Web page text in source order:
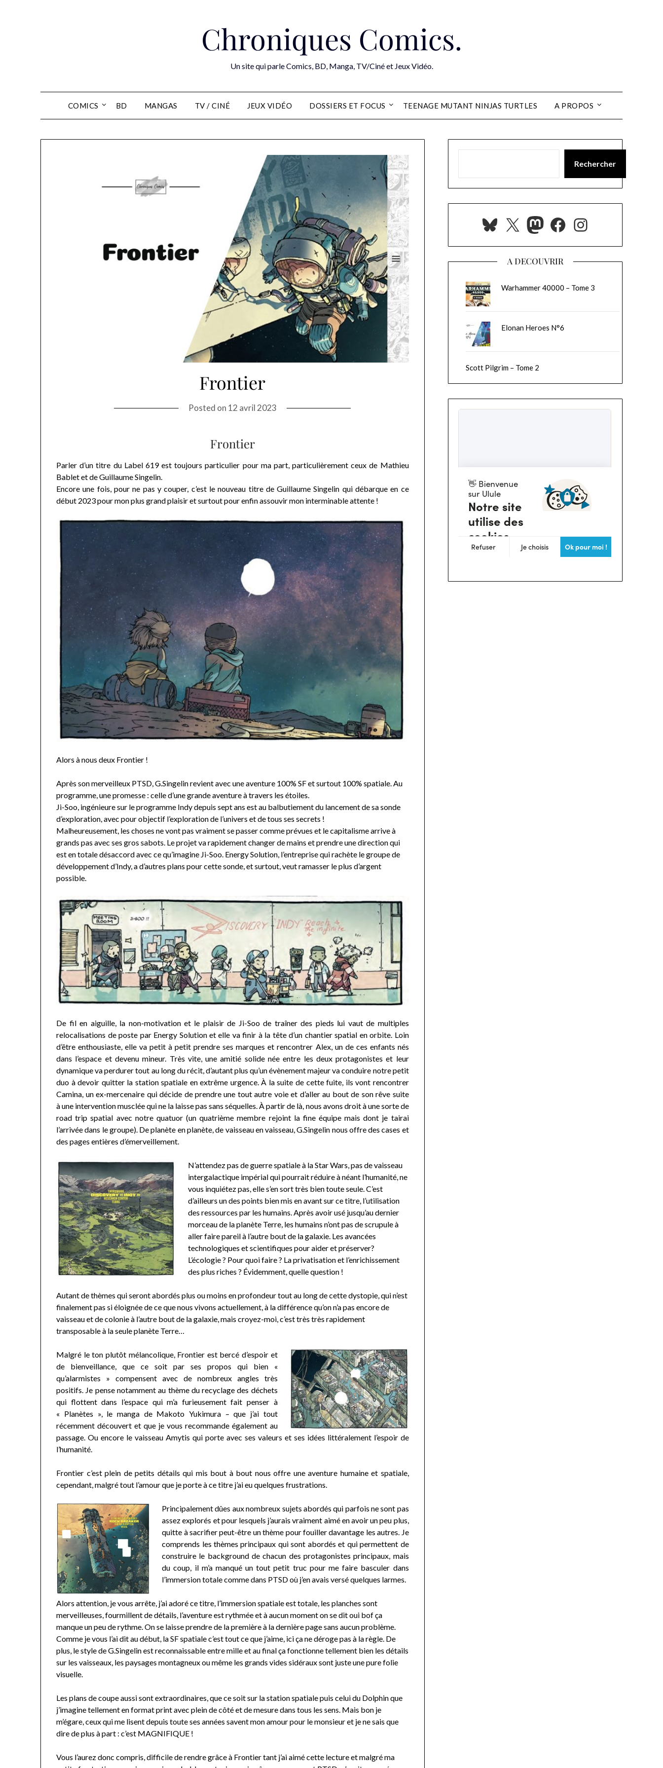
Chroniques Comics.
Un site qui parle Comics, BD, Manga, TV/Ciné et Jeux Vidéo.
COMICS BD MANGAS TV / CINÉ JEUX VIDÉO DOSSIERS ET FOCUS TEENAGE MUTANT NINJAS TURTLES A PROPOS
Frontier
Posted on 12 avril 2023
Frontier
Parler d’un titre du Label 619 est toujours particulier pour ma part, particulièrement ceux de Mathieu
Bablet et de Guillaume Singelin.
Encore une fois, pour ne pas y couper, c’est le nouveau titre de Guillaume Singelin qui débarque en ce
début 2023 pour mon plus grand plaisir et surtout pour enfin assouvir mon interminable attente !
Alors à nous deux Frontier !
Après son merveilleux PTSD, G.Singelin revient avec une aventure 100% SF et surtout 100% spatiale. Au
programme, une promesse : celle d’une grande aventure à travers les étoiles.
Ji-Soo, ingénieure sur le programme Indy depuis sept ans est au balbutiement du lancement de sa sonde
d’exploration, avec pour objectif l’exploration de l’univers et de tous ses secrets !
Malheureusement, les choses ne vont pas vraiment se passer comme prévues et le capitalisme arrive à
grands pas avec ses gros sabots. Le projet va rapidement changer de mains et prendre une direction qui
est en totale désaccord avec ce qu’imagine Ji-Soo. Energy Solution, l’entreprise qui rachète le groupe de
développement d’Indy, a d’autres plans pour cette sonde, et surtout, veut ramasser le plus d’argent
possible.
De fil en aiguille, la non-motivation et le plaisir de Ji-Soo de traîner des pieds lui vaut de multiples
relocalisations de poste par Energy Solution et elle va finir à la tête d’un chantier spatial en orbite. Loin
d’être enthousiaste, elle va petit à petit prendre ses marques et rencontrer Alex, un de ces enfants nés
dans l’espace et devenu mineur. Très vite, une amitié solide née entre les deux protagonistes et leur
dynamique va perdurer tout au long du récit, d’autant plus qu’un évènement majeur va conduire notre petit
duo à devoir quitter la station spatiale en extrême urgence. À la suite de cette fuite, ils vont rencontrer
Camina, un ex-mercenaire qui décide de prendre une tout autre voie et d’aller au bout de son rêve suite
à une intervention musclée qui ne la laisse pas sans séquelles. À partir de là, nous avons droit à une sorte de
road trip spatial avec notre quatuor (un quatrième membre rejoint la fine équipe mais dont je tairai
l’arrivée dans le groupe). De planète en planète, de vaisseau en vaisseau, G.Singelin nous offre des cases et
des pages entières d’émerveillement.
N’attendez pas de guerre spatiale à la Star Wars, pas de vaisseau
intergalactique impérial qui pourrait réduire à néant l’humanité, ne
vous inquiétez pas, elle s’en sort très bien toute seule. C’est
d’ailleurs un des points bien mis en avant sur ce titre, l’utilisation
des ressources par les humains. Après avoir usé jusqu’au dernier
morceau de la planète Terre, les humains n’ont pas de scrupule à
aller faire pareil à l’autre bout de la galaxie. Les avancées
technologiques et scientifiques pour aider et préserver?
L’écologie ? Pour quoi faire ? La privatisation et l’enrichissement
des plus riches ? Évidemment, quelle question !
Autant de thèmes qui seront abordés plus ou moins en profondeur tout au long de cette dystopie, qui n’est
finalement pas si éloignée de ce que nous vivons actuellement, à la différence qu’on n’a pas encore de
vaisseau et de colonie à l’autre bout de la galaxie, mais croyez-moi, c’est très très rapidement
transposable à la seule planète Terre…
Malgré le ton plutôt mélancolique, Frontier est bercé d’espoir et
de bienveillance, que ce soit par ses propos qui bien «
qu’alarmistes » compensent avec de nombreux angles très
positifs. Je pense notamment au thème du recyclage des déchets
qui flottent dans l’espace qui m’a furieusement fait penser à
« Planètes », le manga de Makoto Yukimura – que j’ai tout
récemment découvert et que je vous recommande également au
passage. Ou encore le vaisseau Amytis qui porte avec ses valeurs et ses idées littéralement l’espoir de
l’humanité.
Frontier c’est plein de petits détails qui mis bout à bout nous offre une aventure humaine et spatiale,
cependant, malgré tout l’amour que je porte à ce titre j’ai eu quelques frustrations.
Principalement dûes aux nombreux sujets abordés qui parfois ne sont pas
assez explorés et pour lesquels j’aurais vraiment aimé en avoir un peu plus,
quitte à sacrifier peut-être un thème pour fouiller davantage les autres. Je
comprends les thèmes principaux qui sont abordés et qui permettent de
construire le background de chacun des protagonistes principaux, mais
du coup, il m’a manqué un tout petit truc pour me faire basculer dans
l’immersion totale comme dans PTSD où j’en avais versé quelques larmes.
Alors attention, je vous arrête, j’ai adoré ce titre, l’immersion spatiale est totale, les planches sont
merveilleuses, fourmillent de détails, l’aventure est rythmée et à aucun moment on se dit oui bof ça
manque un peu de rythme. On se laisse prendre de la première à la dernière page sans aucun problème.
Comme je vous l’ai dit au début, la SF spatiale c’est tout ce que j’aime, ici ça ne déroge pas à la règle. De
plus, le style de G.Singelin est reconnaissable entre mille et au final ça fonctionne tellement bien les détails
sur les vaisseaux, les paysages montagneux ou même les grands vides sidéraux sont juste une pure folie
visuelle.
Les plans de coupe aussi sont extraordinaires, que ce soit sur la station spatiale puis celui du Dolphin que
j’imagine tellement en format print avec plein de côté et de mesure dans tous les sens. Mais bon je
m’égare, ceux qui me lisent depuis toute ses années savent mon amour pour le monsieur et je ne sais que
dire de plus à part : c’est MAGNIFIQUE !
Vous l’aurez donc compris, difficile de rendre grâce à Frontier tant j’ai aimé cette lecture et malgré ma
Rechercher
Bluesky
X Mastodon
Facebook
Instagram
A DECOUVRIR
Warhammer 40000 – Tome 3
Elonan Heroes N°6
Scott Pilgrim – Tome 2